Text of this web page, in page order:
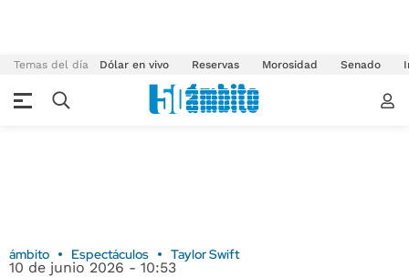
Temas del día Dólar en vivo Reservas Morosidad Senado
ámbito Espectáculos Taylor Swift
10 de junio 2026 - 10:53